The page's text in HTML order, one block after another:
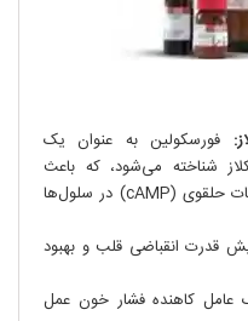
فورسکولین به عنوان یک
شناخته می‌شود، که باعث
افزایش سطح آدنوزین مونوفسفات حلقوی (cAMP) در سلول‌ها
قدرت انقباضی قلب و بهبود
عامل کاهنده فشار خون عمل